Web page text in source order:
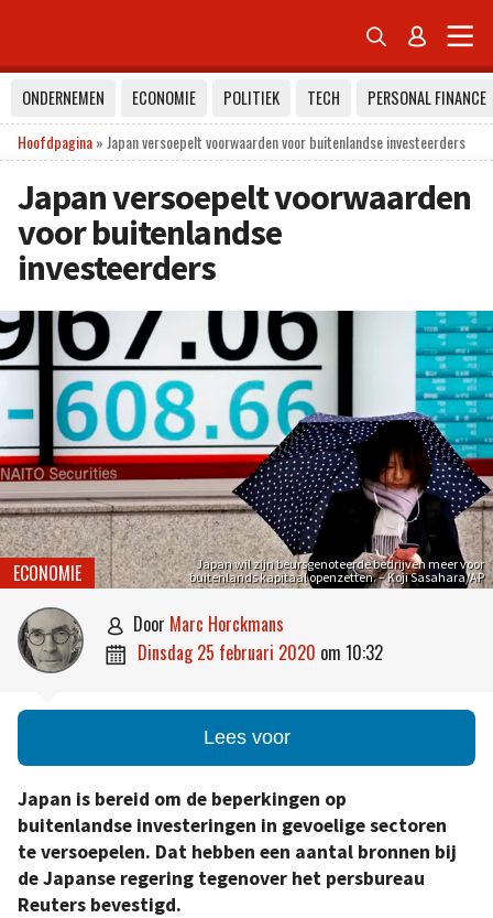
 
ONDERNEMEN ECONOMIE POLITIEK TECH
PERSONAL FINANCE
Hoofdpagina» Japan versoepelt voorwaarden voor buitenlandse investeerders
Japan versoepelt voorwaarden
voor buitenlandse
investeerders
Japan wil zijn beursgenoteerde bedrijven meer voor
buitenlands kapitaal openzetten. – Koji Sasahara/AP
ECONOMIE
 door Marc Horckmans
 dinsdag 25 februari 2020 om 10:32
Lees voor
Japan is bereid om de beperkingen op
buitenlandse investeringen in gevoelige sectoren
te versoepelen. Dat hebben een aantal bronnen bij
de Japanse regering tegenover het persbureau
Reuters bevestigd.